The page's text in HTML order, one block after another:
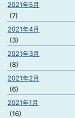
2021年5月
(7)
2021年4月
(3)
2021年3月
(8)
2021年2月
(6)
2021年1月
(16)